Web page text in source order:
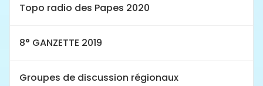
Topo radio des Papes 2020
8° GANZETTE 2019
Groupes de discussion régionaux